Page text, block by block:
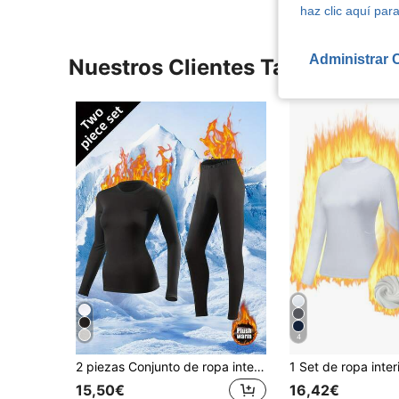
Nuestros Clientes También
2 piezas Conjunto de ropa interior térmica para mujer, forro de felpa suave y cálido, adecuado para uso diario casual, fitness, esquí, capa base, atuendo cálido de otoño/invierno para mujer
15,50€
4
16,42€
haz clic aquí
Administrar